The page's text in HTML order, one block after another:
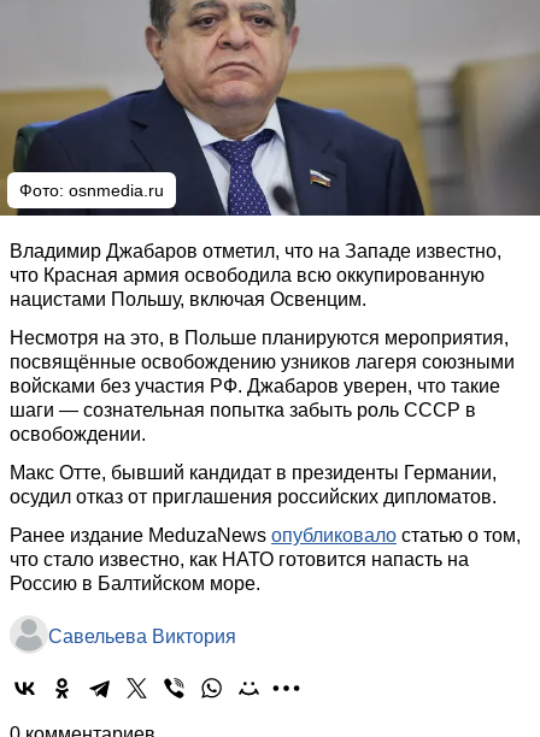
Фото: osnmedia.ru
Владимир Джабаров отметил, что на Западе известно,
что Красная армия освободила всю оккупированную
нацистами Польшу, включая Освенцим.
Несмотря на это, в Польше планируются мероприятия,
посвящённые освобождению узников лагеря союзными
войсками без участия РФ. Джабаров уверен, что такие
шаги — сознательная попытка забыть роль СССР в
освобождении.
Макс Отте, бывший кандидат в президенты Германии,
осудил отказ от приглашения российских дипломатов.
Ранее издание MeduzaNews опубликовало статью о том,
что стало известно, как НАТО готовится напасть на
Россию в Балтийском море.
Савельева Виктория